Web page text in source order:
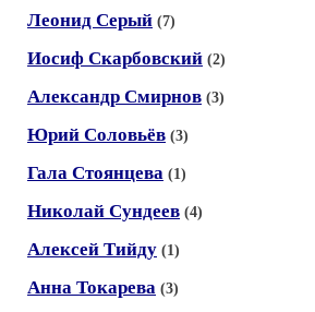
Леонид Серый (7)
Иосиф Скарбовский (2)
Александр Смирнов (3)
Юрий Соловьёв (3)
Гала Стоянцева (1)
Николай Сундеев (4)
Алексей Тийду (1)
Анна Токарева (3)